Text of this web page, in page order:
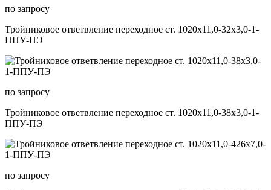
по запросу
Тройниковое ответвление переходное ст. 1020х11,0-32х3,0-1-
ППУ-ПЭ
по запросу
Тройниковое ответвление переходное ст. 1020х11,0-38х3,0-1-
ППУ-ПЭ
по запросу